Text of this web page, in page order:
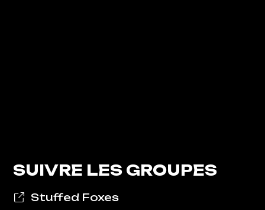
SUIVRE LES GROUPES
Stuffed Foxes